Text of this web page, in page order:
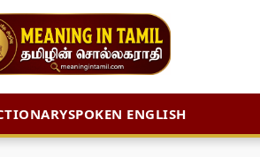
SPOKEN ENGLISH